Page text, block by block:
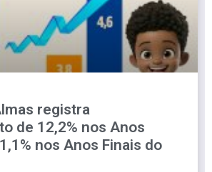
registra
de 12,2% nos Anos
nos Anos Finais do